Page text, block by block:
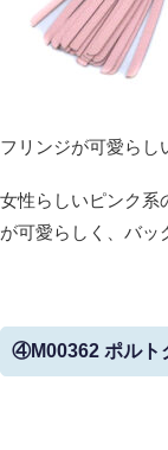
フリンジが可愛らし
女性らしいピンク系
が可愛らしく、バッ
④M00362 ポルト